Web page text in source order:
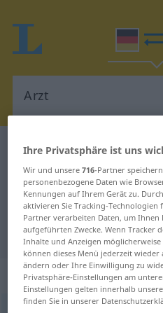
Deutsch-Kroatisch
Deutsch-
"Arzt"
"Arzt" Kroatisch
„Arzt“:
Ihre Privatsphäre ist uns
Wir und unsere716-Partner
personenbezogene Daten wie
Kennungen auf Ihrem Gerät zu.
aktivieren Sie Tracking-
Partner verarbeiten Daten, um Ihnen
aufgeführten Zwecke. Wenn Tracker
Inhalte und Anzeigen
können dieses Menü jederzeit
ändern oder Ihre Einwilligung zu
Privatsphäre-Einstellungen am
Einstellungen gelten innerhalb
finden Sie in unserer